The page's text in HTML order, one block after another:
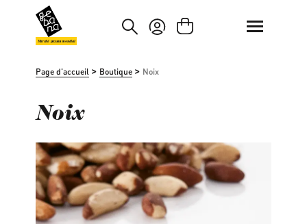
au contenu principal
Passer à la recherche
Marché paysan mondial
Page d'accueil > Boutique > Noix
Noix